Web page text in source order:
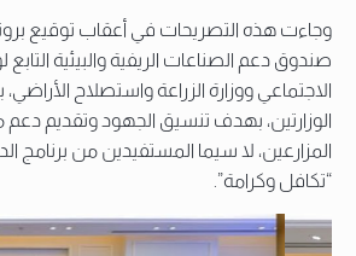
وجاءت هذه التصريحات في أعقاب توقيع
صندوق دعم الصناعات الريفية والبيئية التابع
الاجتماعي ووزارة الزراعة واستصلاح
الوزارتين، بهدف تنسيق الجهود وتقديم دعم
المزارعين، لا سيما المستفيدين من برنامج
“تكافل وكرامة”.